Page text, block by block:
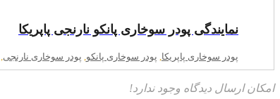
نمایندگی پودر سوخاری پانکو نارنجی پاپریکا
پودر سوخاری پاپریکا, پودر سوخاری پانکو, پودر سوخاری نارنجی,
امکان ارسال دیدگاه وجود ندارد!